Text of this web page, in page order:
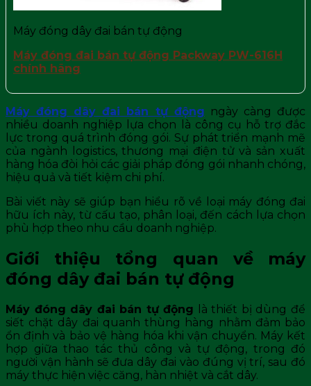
Máy đóng dây đai bán tự động
Máy đóng đai bán tự động Packway PW-616H
chính hãng
Máy đóng dây đai bán tự động ngày càng được
nhiều doanh nghiệp lựa chọn là công cụ hỗ trợ đắc
lực trong quá trình đóng gói. Sự phát triển mạnh mẽ
của ngành logistics, thương mại điện tử và sản xuất
hàng hóa đòi hỏi các giải pháp đóng gói nhanh chóng,
hiệu quả và tiết kiệm chi phí.
Bài viết này sẽ giúp bạn hiểu rõ về loại máy đóng đai
hữu ích này, từ cấu tạo, phân loại, đến cách lựa chọn
phù hợp theo nhu cầu doanh nghiệp.
Giới thiệu tổng quan về máy
đóng dây đai bán tự động
Máy đóng dây đai bán tự động là thiết bị dùng để
siết chặt dây đai quanh thùng hàng nhằm đảm bảo
ổn định và bảo vệ hàng hóa khi vận chuyển. Máy kết
hợp giữa thao tác thủ công và tự động, trong đó
người vận hành sẽ đưa dây đai vào đúng vị trí, sau đó
máy thực hiện việc căng, hàn nhiệt và cắt dây.